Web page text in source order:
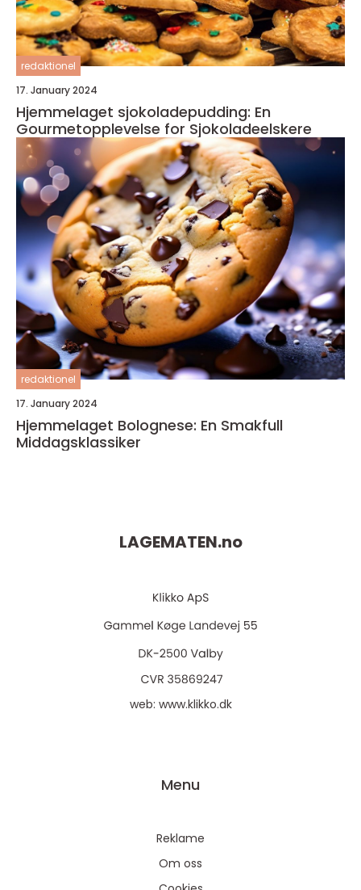
redaktionel
17. January 2024
Hjemmelaget sjokoladepudding: En
Gourmetopplevelse for Sjokoladeelskere
redaktionel
17. January 2024
Hjemmelaget Bolognese: En Smakfull
Middagsklassiker
LAGEMATEN.no
web: www.klikko.dk
Menu
Reklame
Om oss